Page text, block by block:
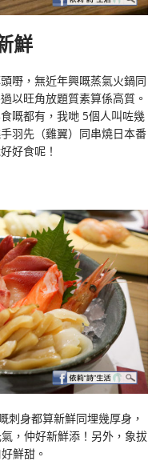
鮮
嘢，無近年興嘅蒸氣火鍋同
以旺角放題質素算係高質。
嘅都有，我哋 5個人叫咗幾
羽先（雞翼）同串燒日本番
好食呢！
身都算新鮮同埋幾厚身，
，仲好新鮮添！另外，象拔
鮮甜。